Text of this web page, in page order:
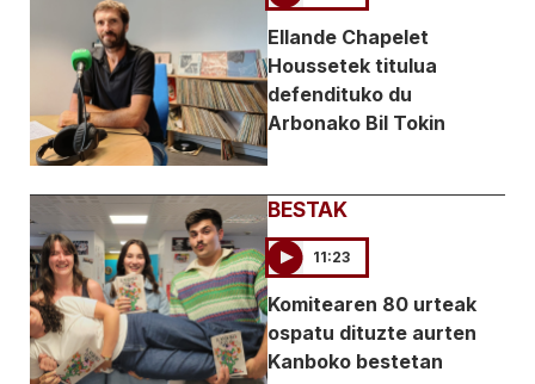
Ellande Chapelet
Houssetek titulua
defendituko du
Arbonako Bil Tokin
BESTAK
11:23
Komitearen 80 urteak
ospatu dituzte aurten
Kanboko bestetan